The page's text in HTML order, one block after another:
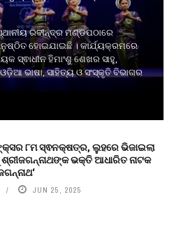
ରବୀନ୍ଦ୍ର ମଣ୍ଡପଠାରେ
ହୋଇଯାଇଛି । କାର୍ଯ୍ୟକ୍ରମରେ
ସ୍ଵାଧୀନ ହିମାଂଶୁ ଶେଖର ସାହୁ,
ଭାଷା, ସାହିତ୍ୟ ଓ ସଂସ୍କୃତି ବିଭାଗର
୮ମ ସ୍ଵନକ୍ଷତ୍ର, ଲୁହରେ ଭିଜାଇଲା
ଭକ୍ତି ଆଧାରିତ ନାଟକ
JUN 25, 2025